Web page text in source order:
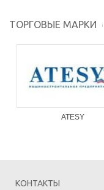
ТОРГОВЫЕ МАРКИ
ATESY
КОНТАКТЫ